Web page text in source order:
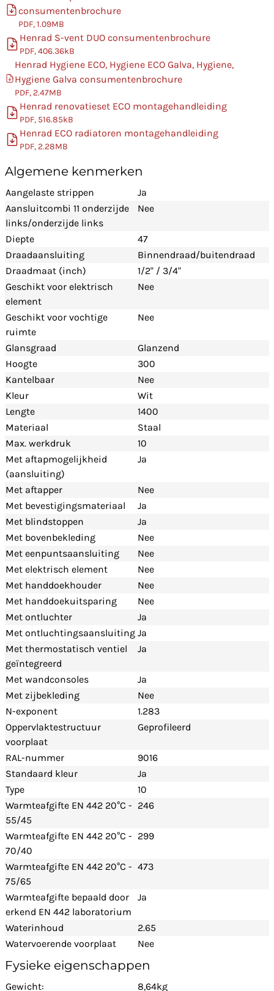
consumentenbrochure
PDF, 1.09MB
Henrad S-vent DUO consumentenbrochure
PDF, 406.36kB
Henrad Hygiene ECO, Hygiene ECO Galva, Hygiene,
Hygiene Galva consumentenbrochure
PDF, 2.47MB
Henrad renovatieset ECO montagehandleiding
PDF, 516.85kB
Henrad ECO radiatoren montagehandleiding
PDF, 2.28MB
Algemene kenmerken
Aangelaste strippen
Ja
Aansluitcombi 11 onderzijde
links/onderzijde links
Nee
Diepte
47
Draadaansluiting
Binnendraad/buitendraad
Draadmaat (inch)
1/2" / 3/4"
Geschikt voor elektrisch
element
Nee
Geschikt voor vochtige
ruimte
Nee
Glansgraad
Glanzend
Hoogte
300
Kantelbaar
Nee
Kleur
Wit
Lengte
1400
Materiaal
Staal
Max. werkdruk
10
Met aftapmogelijkheid
(aansluiting)
Ja
Met aftapper
Nee
Met bevestigingsmateriaal
Ja
Met blindstoppen
Ja
Met bovenbekleding
Nee
Met eenpuntsaansluiting
Nee
Met elektrisch element
Nee
Met handdoekhouder
Nee
Met handdoekuitsparing
Nee
Met ontluchter
Ja
Met ontluchtingsaansluiting Ja
Met thermostatisch ventiel
geïntegreerd
Ja
Met wandconsoles
Ja
Met zijbekleding
Nee
N-exponent
1.283
Oppervlaktestructuur
voorplaat
Geprofileerd
RAL-nummer
9016
Standaard kleur
Ja
Type
10
Warmteafgifte EN 442 20°C -
55/45
246
Warmteafgifte EN 442 20°C -
70/40
299
Warmteafgifte EN 442 20°C -
75/65
473
Warmteafgifte bepaald door
erkend EN 442 laboratorium
Ja
Waterinhoud
2.65
Watervoerende voorplaat
Nee
Fysieke eigenschappen
Gewicht: 8,64kg